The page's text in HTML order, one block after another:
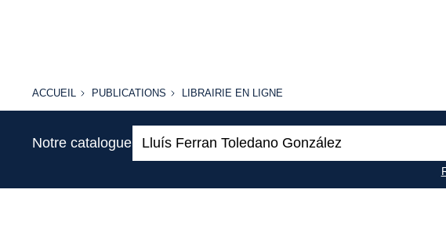
ACCUEIL
ACCUEIL PUBLICATIONS
PUBLICATIONS
LIBRAIRIE
LIBRAIRIE EN LIGNE
Notre catalogue: